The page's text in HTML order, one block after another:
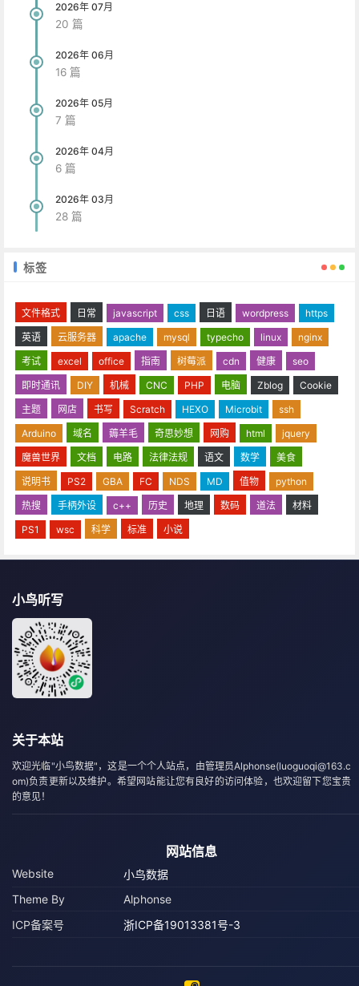
2026年 07月
20 篇
2026年 06月
16 篇
2026年 05月
7 篇
2026年 04月
6 篇
2026年 03月
28 篇
标签
文件格式 日常 javascript css 日语 wordpress
https
英语
云服务器 apache mysql typecho linux
nginx
考试
excel office 指南 树莓派 cdn 健康
seo
即时通讯
DIY 机械 CNC PHP 电脑 Zblog
Cookie
主题
网店 书写 Scratch HEXO Microbit
ssh
Arduino
域名 薅羊毛 奇思妙想 网购 html
jquery
魔兽世界
文档 电路 法律法规 语文 数学
美食
说明书
PS2 GBA FC NDS MD 值物
python
热搜
手柄外设 c++ 历史 地理 数码 道法
材料
PS1
wsc 科学 标准 小说
小鸟听写
关于本站
欢迎光临"小鸟数据"，这是一个个人站点，由管理员Alphonse(luoguoqi@163.c
om)负责更新以及维护。希望网站能让您有良好的访问体验，也欢迎留下您宝贵
的意见！
网站信息
Website
小鸟数据
Theme By
Alphonse
ICP备案号
浙ICP备19013381号-3